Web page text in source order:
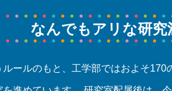
なんでもアリな研究
ルールのもと、工学部ではおよそ